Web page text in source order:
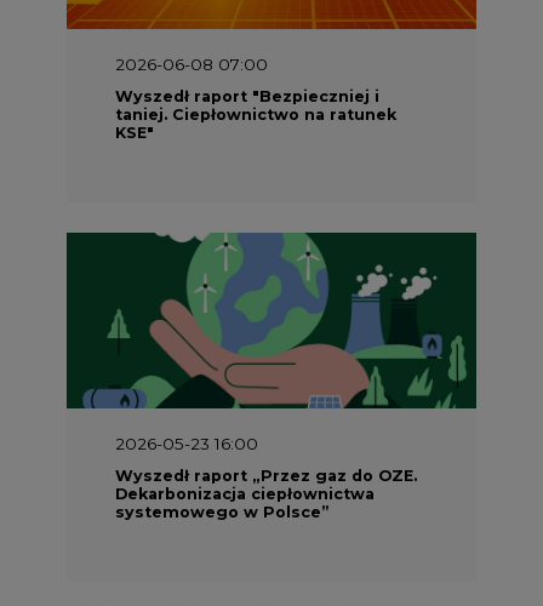
2026-06-08 07:00
Wyszedł raport "Bezpieczniej i
taniej. Ciepłownictwo na ratunek
KSE"
2026-05-23 16:00
Wyszedł raport „Przez gaz do OZE.
Dekarbonizacja ciepłownictwa
systemowego w Polsce”